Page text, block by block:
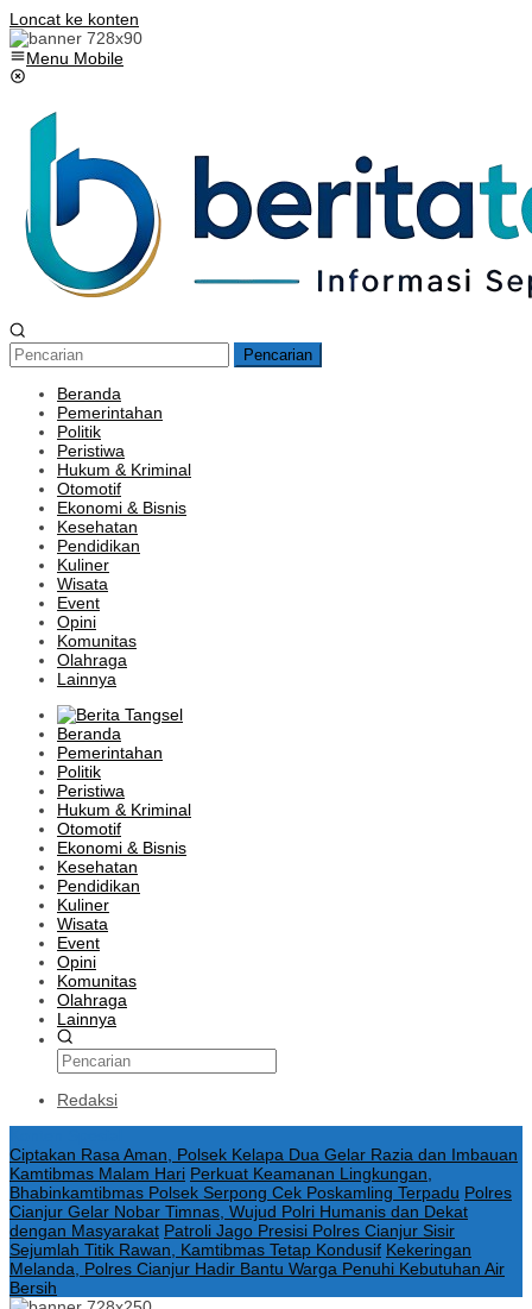
Loncat ke konten
Menu Mobile
Pencarian
Beranda
Pemerintahan
Politik
Peristiwa
Hukum & Kriminal
Otomotif
Ekonomi & Bisnis
Kesehatan
Pendidikan
Kuliner
Wisata
Event
Opini
Komunitas
Olahraga
Lainnya
Beranda
Pemerintahan
Politik
Peristiwa
Hukum & Kriminal
Otomotif
Ekonomi & Bisnis
Kesehatan
Pendidikan
Kuliner
Wisata
Event
Opini
Komunitas
Olahraga
Lainnya
Redaksi
Ciptakan Rasa Aman, Polsek Kelapa Dua Gelar Razia dan Imbauan
Kamtibmas Malam Hari Perkuat Keamanan Lingkungan,
Bhabinkamtibmas Polsek Serpong Cek Poskamling Terpadu Polres
Cianjur Gelar Nobar Timnas, Wujud Polri Humanis dan Dekat
dengan Masyarakat Patroli Jago Presisi Polres Cianjur Sisir
Sejumlah Titik Rawan, Kamtibmas Tetap Kondusif Kekeringan
Melanda, Polres Cianjur Hadir Bantu Warga Penuhi Kebutuhan Air
Bersih